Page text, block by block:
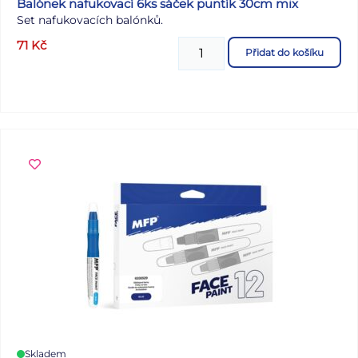
Balónek nafukovací 6ks sáček puntík 30cm mix
Set nafukovacích balónků.
71 Kč Přidat do košíku
Skladem